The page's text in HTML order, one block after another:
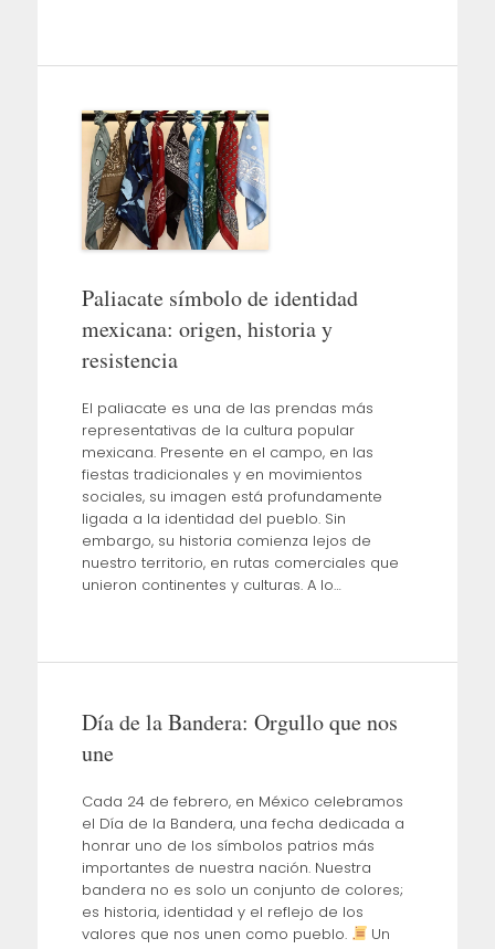
Paliacate símbolo de identidad
mexicana: origen, historia y
resistencia
El paliacate es una de las prendas más
representativas de la cultura popular
mexicana. Presente en el campo, en las
fiestas tradicionales y en movimientos
sociales, su imagen está profundamente
ligada a la identidad del pueblo. Sin
embargo, su historia comienza lejos de
nuestro territorio, en rutas comerciales que
unieron continentes y culturas. A lo…
Día de la Bandera: Orgullo que nos
une
Cada 24 de febrero, en México celebramos
el Día de la Bandera, una fecha dedicada a
honrar uno de los símbolos patrios más
importantes de nuestra nación. Nuestra
bandera no es solo un conjunto de colores;
es historia, identidad y el reflejo de los
valores que nos unen como pueblo.
Un